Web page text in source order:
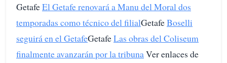
GetafeEl Getafe renovará a Manu del Moral dos
temporadas como técnico del filialGetafeBoselli
seguirá en el GetafeGetafeLas obras del Coliseum
finalmente avanzarán por la tribunaVer enlaces de